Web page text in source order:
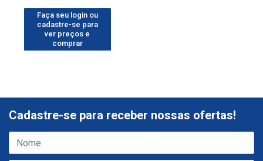
Faça seu login ou
cadastre-se para
ver preços e
comprar
Cadastre-se para receber nossas ofertas!